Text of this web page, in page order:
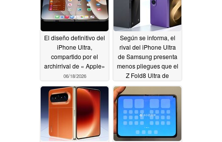
El diseño definitivo del
iPhone Ultra,
compartido por el
archirrival de « Apple»
06/18/2026
Según se informa, el
rival del iPhone Ultra
de Samsung presenta
menos pliegues que el
Z Fold8 Ultra de
Galaxy gracias a un
UTG más grueso